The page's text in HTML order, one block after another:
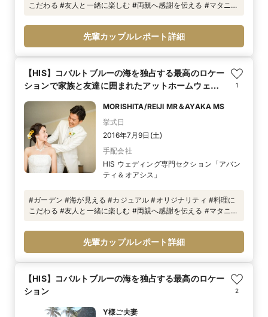
こだわる #友人と一緒に楽しむ #両親へ感謝を伝える #マタニ
先輩カップルレポート詳細
【HIS】コバルトブルーの海を独占する最高のロケー
ションで家族と友達に囲まれたアットホームウェ
1
MORISHITA/REIJI MR＆AYAKA MS
挙式日
2016年7月9日(土)
手配会社
HIS ウェディング専門セクション「アバン
ティ＆オアシス」
#ガーデン #海が見える #カジュアル #オリジナリティ #料理に
こだわる #友人と一緒に楽しむ #両親へ感謝を伝える #マタニ
先輩カップルレポート詳細
【HIS】コバルトブルーの海を独占する最高のロケー
ション
2
Y様ご夫妻